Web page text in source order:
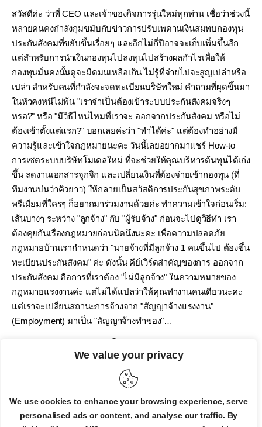
We value your privacy
We use cookies to enhance your browsing experience, serve
personalised ads or content, and analyse our traffic. By
สวัสดีค่ะ ว่าที่ CEO และเจ้าของกิจการรุ่นใหม่ทุกท่าน เชื่อว่าช่วงนี้
หลายคนคงกำลังกุมขมับกับข่าวการปรับเพดานเงินสมทบกองทุน
ประกันสังคมที่ขยับขึ้นเรื่อยๆ และอีกไม่กี่ปีอาจจะเก็บเพิ่มขึ้นอีก
แต่สำหรับการนำเงินกองทุนไปลงทุนไปสร้างผลกำไรเพื่อให้
กองทุนมั่นคงนั้นดูจะมืดมนเหลือเกิน ไม่รู้ที่จ่ายไปจะสูญเปล่าหรือ
เปล่า สำหรับคนที่กำลังจะจดทะเบียนบริษัทใหม่ คำถามที่ผุดขึ้นมา
ในหัวคงหนีไม่พ้น "เราจำเป็นต้องเข้าระบบประกันสังคมจริงๆ
หรอ?" หรือ "มีวิธีไหนไหมที่เราจะ ออกจากประกันสังคม หรือไม่
ต้องเข้าตั้งแต่แรก?" บอกเลยค่ะว่า "ทำได้ค่ะ" แต่ต้องทำอย่างมี
ความรู้และเข้าใจกฎหมายนะคะ วันนี้เลยอยากมาแชร์ How-to
การเซตระบบบริษัทโมเดลใหม่ ที่จะช่วยให้คุณบริหารต้นทุนได้เก่ง
ขึ้น ลดงานเอกสารจุกจิก และเปลี่ยนเงินที่ต้องจ่ายเข้ากองทุน (ที่
ทีมงานบ่นว่าคิวยาว) ให้กลายเป็นสวัสดิการประกันสุขภาพระดับ
พรีเมียมที่ใครๆ ก็อยากมาร่วมงานด้วยค่ะ ทำความเข้าใจก่อนเริ่ม:
เส้นบางๆ ระหว่าง "ลูกจ้าง" กับ "ผู้รับจ้าง" ก่อนจะไปดูวิธีทำ เรา
ต้องคุยกันเรื่องกฎหมายก่อนนิดนึงนะคะ เพื่อความปลอดภัย
กฎหมายบ้านเรากำหนดว่า "นายจ้างที่มีลูกจ้าง 1 คนขึ้นไป ต้องขึ้น
ทะเบียนประกันสังคม" ค่ะ ดังนั้น คีย์เวิร์ดสำคัญของการ ออกจาก
ประกันสังคม คือการที่เราต้อง "ไม่มีลูกจ้าง" ในความหมายของ
กฎหมายแรงงานค่ะ แต่ไม่ได้แปลว่าให้คุณทำงานคนเดียวนะคะ
แต่เราจะเปลี่ยนสถานะการจ้างจาก "สัญญาจ้างแรงงาน"
(Employment) มาเป็น "สัญญาจ้างทำของ"…